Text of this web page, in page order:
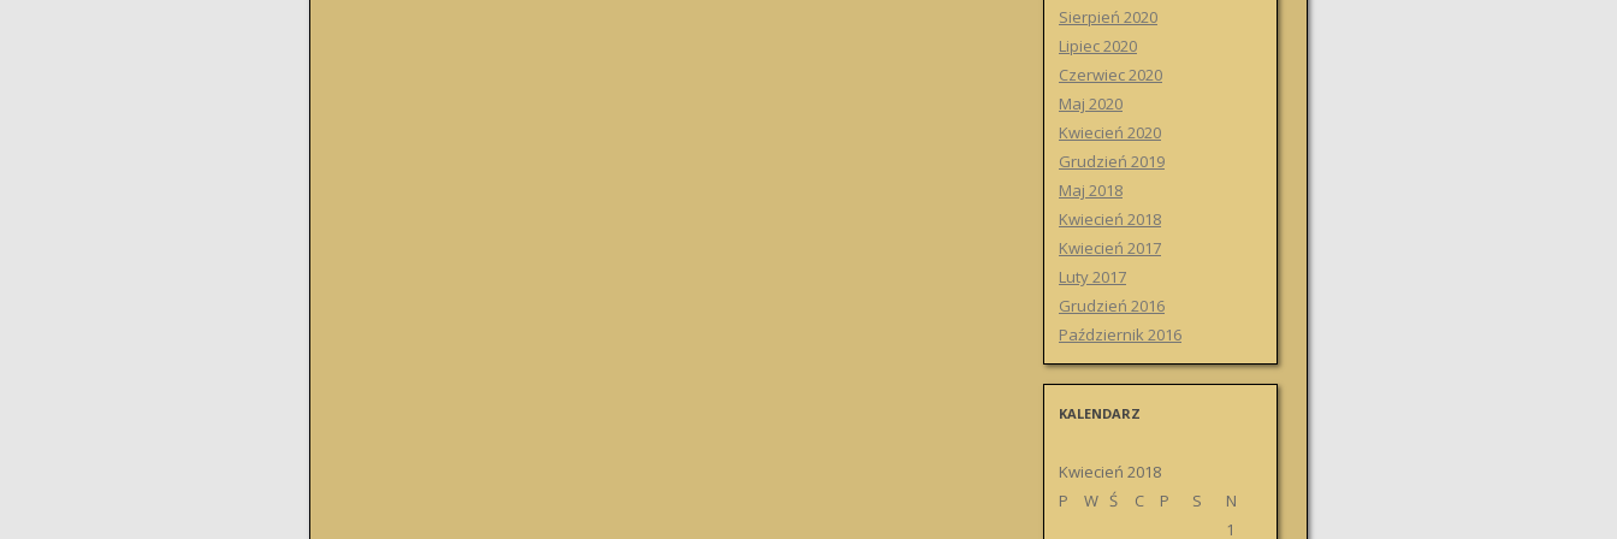
Sierpień 2020
Lipiec 2020
Czerwiec 2020
Maj 2020
Kwiecień 2020
Grudzień 2019
Maj 2018
Kwiecień 2018
Kwiecień 2017
Luty 2017
Grudzień 2016
Październik 2016
KALENDARZ
Kwiecień 2018
P
W Ś C P S
N
1